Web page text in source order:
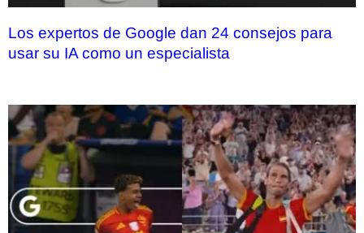
Los expertos de Google dan 24 consejos para
usar su IA como un especialista